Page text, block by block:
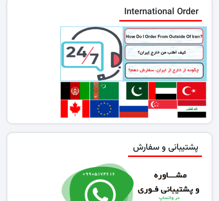
International Order
پشتیبانی و سفارش